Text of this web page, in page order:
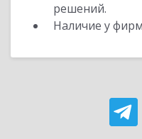
решений.
Наличие у